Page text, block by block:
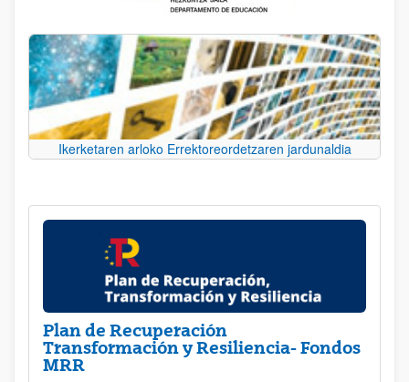
Ikerketaren arloko Errektoreordetzaren jardunaldia
Plan de Recuperación
Transformación y Resiliencia- Fondos
MRR